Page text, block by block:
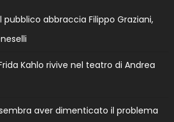
pubblico abbraccia Filippo Graziani,
Kahlo rivive nel teatro di Andrea
aver dimenticato il problema